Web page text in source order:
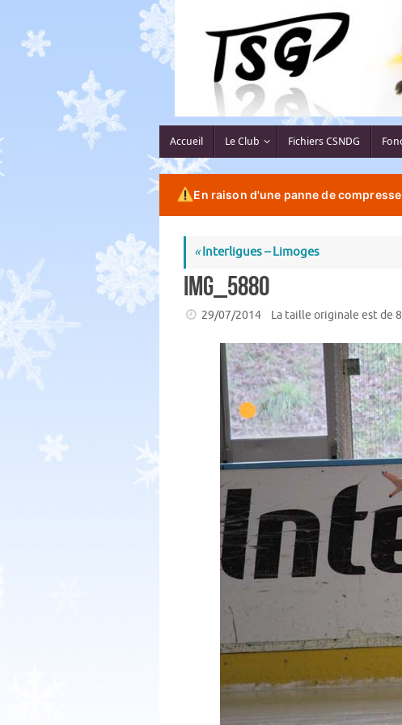
contenu
contenu
Accueil Le Club Fichiers CSNDG
En raison d'une panne de
«Interligues – Limoges
IMG_5880
29/07/2014 La taille originale est de